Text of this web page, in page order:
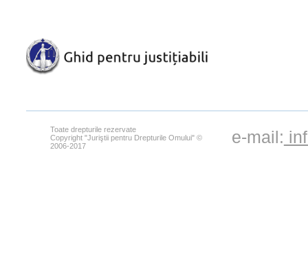
Toate drepturile rezervate
Copyright "Juriştii pentru Drepturile Omului" ©
2006-2017
e-mail: